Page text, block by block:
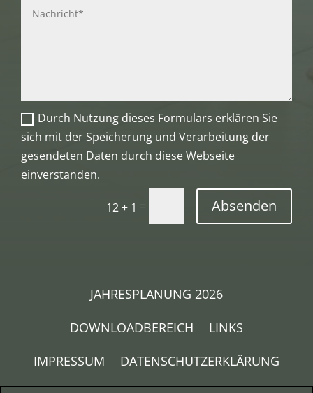
Durch Nutzung dieses Formulars erklären Sie
sich mit der Speicherung und Verarbeitung der
gesendeten Daten durch diese Webseite
einverstanden.
12 + 1 = Absenden
JAHRESPLANUNG 2026
DOWNLOADBEREICH
LINKS
IMPRESSUM
DATENSCHUTZERKLÄRUNG